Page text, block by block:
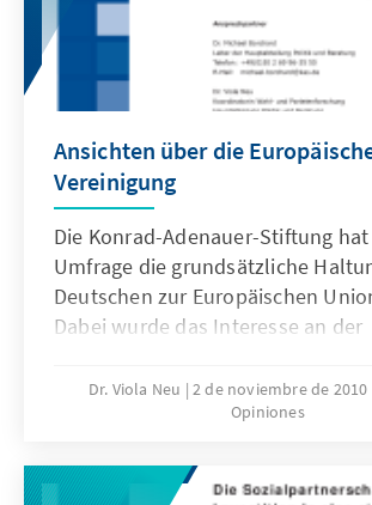
Ansichten über die
Vereinigung
Die Konrad-Adenauer-Stiftung
Umfrage die grundsätzliche
Deutschen zur Europäischen
Dabei wurde das Interesse an der
prinzipielle Bewertung der EU-
sowie die Wahrnehmung der
der Umfrage wurde der Vergleich
Dr. Viola Neu 2 de noviembre de 2010
Opiniones